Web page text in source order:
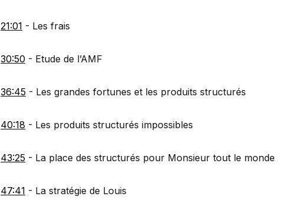
21:01 - Les frais
30:50 - Etude de l’AMF
36:45 - Les grandes fortunes et les produits structurés
40:18 - Les produits structurés impossibles
43:25 - La place des structurés pour Monsieur tout le monde
47:41 - La stratégie de Louis